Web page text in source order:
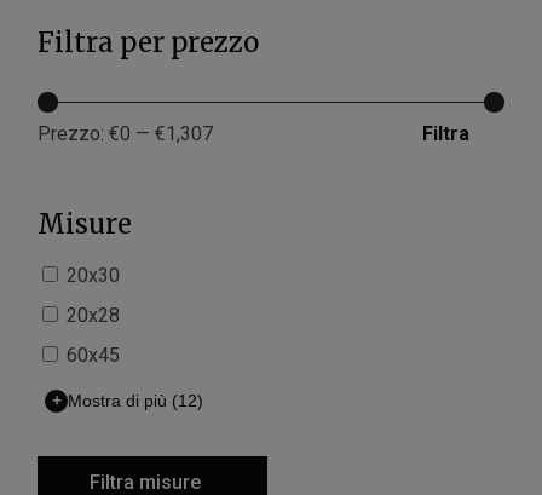
Filtra per prezzo
Prezzo:€0 —€1,307 Filtra
Misure
20x30
20x28
60x45
+ Mostra di più (12)
Filtra misure